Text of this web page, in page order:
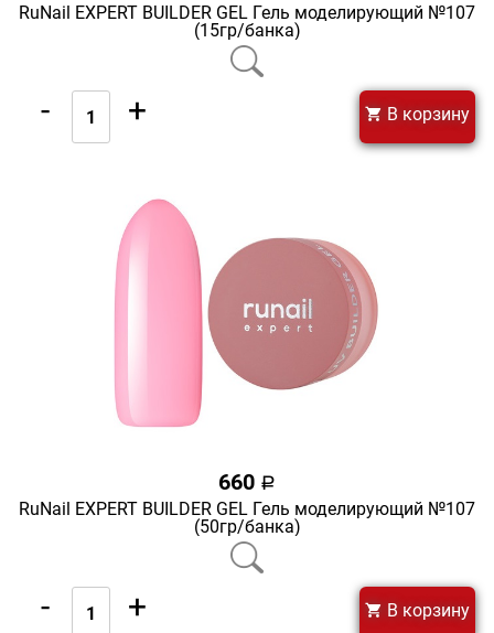
RuNail EXPERT BUILDER GEL Гель моделирующий №107
(15гр/банка)
- + В корзину
660 a
RuNail EXPERT BUILDER GEL Гель моделирующий №107
(50гр/банка)
- + В корзину